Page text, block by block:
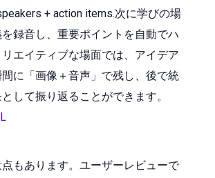
+ action items.次に学びの場
録音し、重要ポイントを自動でハ
エイティブな場面では、アイデア
に「画像＋音声」で残し、後で統
して振り返ることができます。
もあります。ユーザーレビューで